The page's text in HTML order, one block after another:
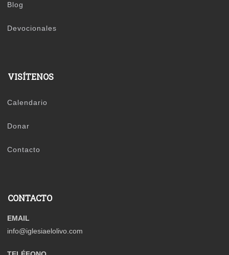
Blog
Devocionales
VISÍTENOS
Calendario
Donar
Contacto
CONTACTO
EMAIL
info@iglesiaelolivo.com